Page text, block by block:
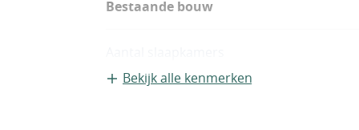
Bestaande bouw
4 Bekijk alle kenmerken